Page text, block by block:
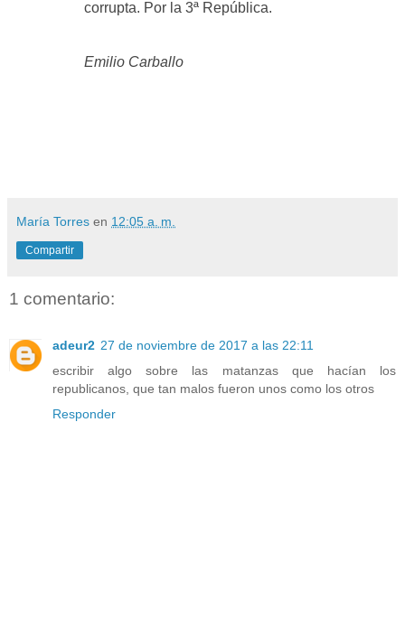
corrupta. Por la 3ª República.
Emilio Carballo
María Torres en 12:05 a. m.
Compartir
1 comentario:
adeur2 27 de noviembre de 2017 a las 22:11
escribir algo sobre las matanzas que hacían los
republicanos, que tan malos fueron unos como los otros
Responder